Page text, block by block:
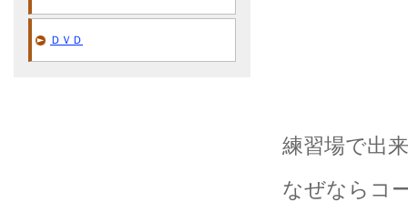
練習場で出
なぜならコ
ＤＶＤ